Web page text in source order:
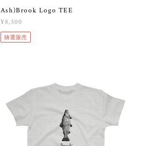
Ash)Brook Logo TEE
¥8,500
抽選販売